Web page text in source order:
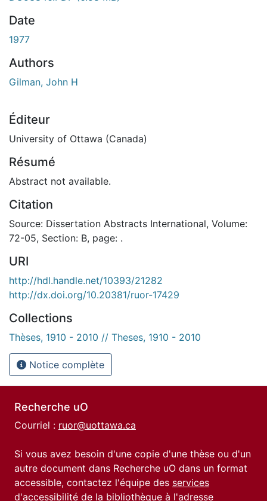
Date
1977
Authors
Gilman, John H
Éditeur
University of Ottawa (Canada)
Résumé
Abstract not available.
Citation
Source: Dissertation Abstracts International, Volume:
72-05, Section: B, page: .
URI
http://hdl.handle.net/10393/21282
http://dx.doi.org/10.20381/ruor-17429
Collections
Thèses, 1910 - 2010 // Theses, 1910 - 2010
Notice complète
Recherche uO
Courriel : ruor@uottawa.ca
Si vous avez besoin d'une copie d'une thèse ou d'un
autre document dans Recherche uO dans un format
accessible, contactez l'équipe des services
d'accessibilité de la bibliothèque à l'adresse